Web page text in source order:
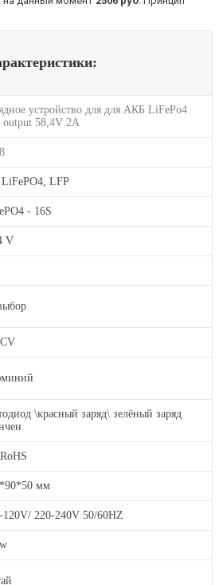
устройство для для АКБ LiFePo4
output 58,4V 2A
LiFePO4, LFP
- 16S
V
\красный заряд\ зелёный заряд
мм
120V/ 220-240V 50/60HZ